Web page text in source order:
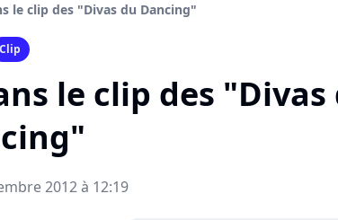
le clip des "Divas du Dancing"
Clip
le clip des "Divas
2012 à 12:19